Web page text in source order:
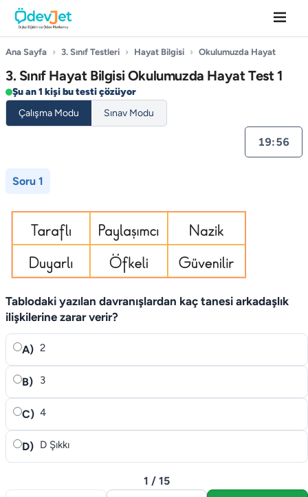
Ana Sayfa › 3. Sınıf Testleri › Hayat Bilgisi › Okulumuzda Hayat
3. Sınıf Hayat Bilgisi Okulumuzda Hayat Test 1
Şu an 1 kişi bu testi çözüyor
Çalışma Modu
Sınav Modu
19:55
Soru 1
Tablodaki yazılan davranışlardan kaç tanesi arkadaşlık
ilişkilerine za­rar verir?
A) 2
B) 3
C) 4
D) D Şıkkı
1 / 15